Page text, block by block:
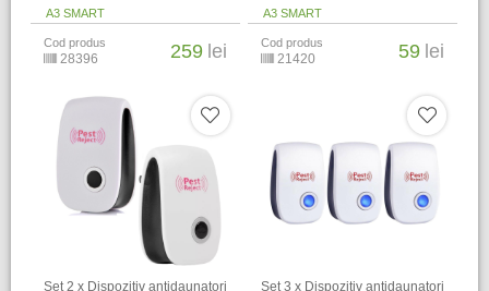
A3 SMART
Cod produs
28396 259 lei
A3 SMART
Cod produs
21420 59 lei
Set 2 x Dispozitiv antidaunatori
Set 3 x Dispozitiv antidaunatori